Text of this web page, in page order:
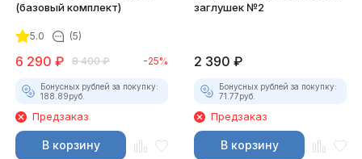
(базовый комплект)
5.0 (5)
6 290 ₽ 8 400 ₽ -25%
Бонусных рублей за покупку:
188.89руб.
Предзаказ
В корзину
заглушек №2
2 390 ₽
Бонусных рублей за покупку:
71.77руб.
Предзаказ
В корзину